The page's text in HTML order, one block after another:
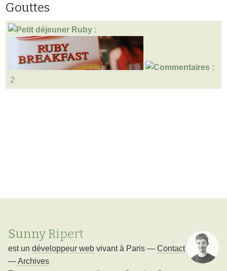
Gouttes
2
Sunny Ripert
est un développeur web vivant à Paris — Contact
—Archives